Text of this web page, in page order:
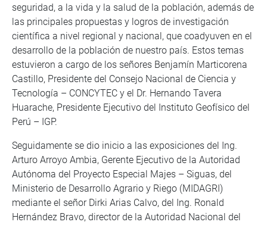
seguridad, a la vida y la salud de la población, además de
las principales propuestas y logros de investigación
científica a nivel regional y nacional, que coadyuven en el
desarrollo de la población de nuestro país. Estos temas
estuvieron a cargo de los señores Benjamín Marticorena
Castillo, Presidente del Consejo Nacional de Ciencia y
Tecnología – CONCYTEC y el Dr. Hernando Tavera
Huarache, Presidente Ejecutivo del Instituto Geofísico del
Perú – IGP.
Seguidamente se dio inicio a las exposiciones del Ing.
Arturo Arroyo Ambia, Gerente Ejecutivo de la Autoridad
Autónoma del Proyecto Especial Majes – Siguas, del
Ministerio de Desarrollo Agrario y Riego (MIDAGRI)
mediante el señor Dirki Arias Calvo, del Ing. Ronald
Hernández Bravo, director de la Autoridad Nacional del